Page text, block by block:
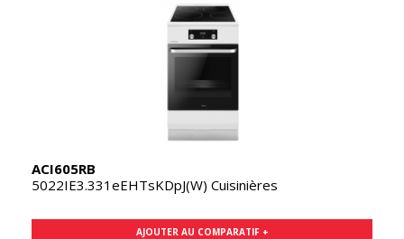
ACI605RB
5022IE3.331eEHTsKDpJ(W) Cuisinières
AJOUTER AU COMPARATIF +